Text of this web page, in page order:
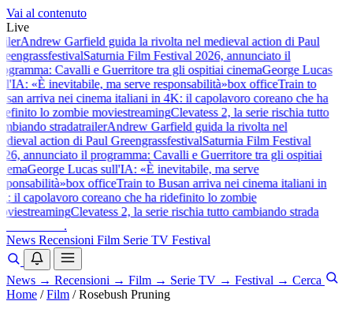
Vai al contenuto
Live
Andrew Garfield guida la rivolta nel medieval action di Paul
festivalSaturnia Film Festival 2026, annunciato il
Cavalli e Guerritore tra gli ospitiai cinemaGeorge Lucas
«È inevitabile, ma serve responsabilità»box officeTrain to
arriva nei cinema italiani in 4K: il capolavoro coreano che ha
lo zombie moviestreamingClevatess 2, la serie rischia tutto
stradatrailerAndrew Garfield guida la rivolta nel
action di Paul GreengrassfestivalSaturnia Film Festival
annunciato il programma: Cavalli e Guerritore tra gli ospitiai
George Lucas sull'IA: «È inevitabile, ma serve
box officeTrain to Busan arriva nei cinema italiani in
il capolavoro coreano che ha ridefinito lo zombie
streamingClevatess 2, la serie rischia tutto cambiando strada
.
News Recensioni Film Serie TV Festival
News → Recensioni → Film → Serie TV → Festival → Cerca
Home / Film / Rosebush Pruning